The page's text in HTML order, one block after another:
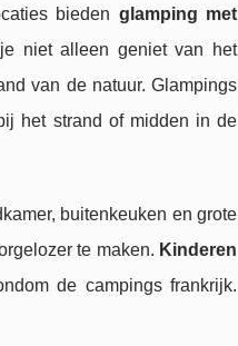
bieden glamping met
niet alleen geniet van het
van de natuur. Glampings
het strand of midden in de
buitenkeuken en grote
te maken. Kinderen
de campings frankrijk.